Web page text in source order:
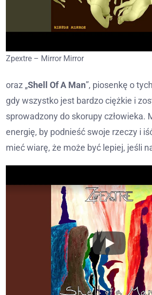
Zpextre – Mirror Mirror
oraz „Shell Of A Man”, piosenkę o
gdy wszystko jest bardzo ciężkie i
sprowadzony do skorupy człowieka.
energię, by podnieść swoje rzeczy i
mieć wiarę, że może być lepiej, jeśli